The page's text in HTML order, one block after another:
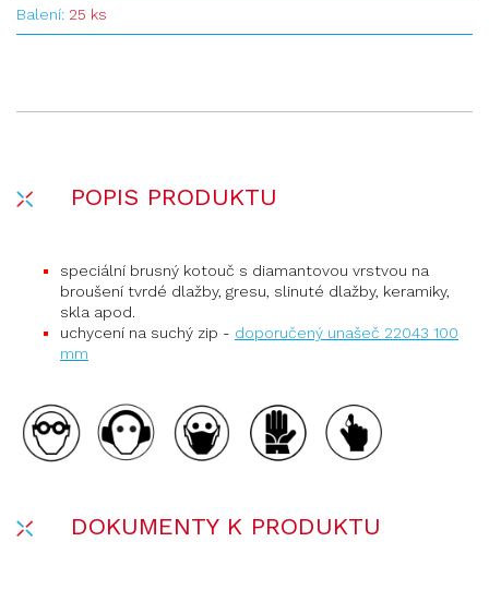
Balení: 25 ks
POPIS PRODUKTU
speciální brusný kotouč s diamantovou vrstvou na
broušení tvrdé dlažby, gresu, slinuté dlažby, keramiky,
skla apod.
uchycení na suchý zip - doporučený unašeč 22043 100
mm
DOKUMENTY K PRODUKTU